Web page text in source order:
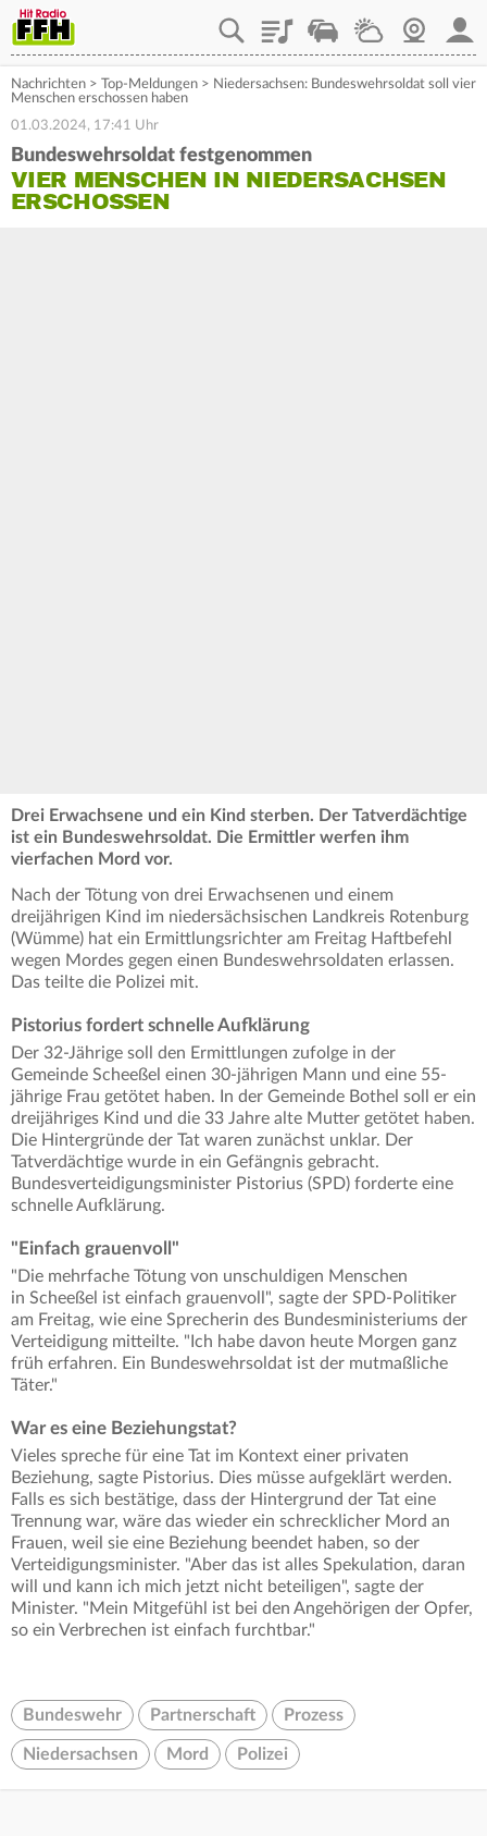
PlaylistStaupilotWetterWebcam
Nachrichten > Top-Meldungen > Niedersachsen: Bundeswehrsoldat soll vier
Menschen erschossen haben
01.03.2024, 17:41 Uhr
Bundeswehrsoldat festgenommen
VIER MENSCHEN IN NIEDERSACHSEN
ERSCHOSSEN
Drei Erwachsene und ein Kind sterben. Der Tatverdächtige
ist ein Bundeswehrsoldat. Die Ermittler werfen ihm
vierfachen Mord vor.
Nach der Tötung von drei Erwachsenen und einem
dreijährigen Kind im niedersächsischen Landkreis Rotenburg
(Wümme) hat ein Ermittlungsrichter am Freitag Haftbefehl
wegen Mordes gegen einen Bundeswehrsoldaten erlassen.
Das teilte die Polizei mit.
Pistorius fordert schnelle Aufklärung
Der 32-Jährige soll den Ermittlungen zufolge in der
Gemeinde Scheeßel einen 30-jährigen Mann und eine 55-
jährige Frau getötet haben. In der Gemeinde Bothel soll er ein
dreijähriges Kind und die 33 Jahre alte Mutter getötet haben.
Die Hintergründe der Tat waren zunächst unklar. Der
Tatverdächtige wurde in ein Gefängnis gebracht.
Bundesverteidigungsminister Pistorius (SPD) forderte eine
schnelle Aufklärung.
"Einfach grauenvoll"
"Die mehrfache Tötung von unschuldigen Menschen
in Scheeßel ist einfach grauenvoll", sagte der SPD-Politiker
am Freitag, wie eine Sprecherin des Bundesministeriums der
Verteidigung mitteilte. "Ich habe davon heute Morgen ganz
früh erfahren. Ein Bundeswehrsoldat ist der mutmaßliche
Täter."
War es eine Beziehungstat?
Vieles spreche für eine Tat im Kontext einer privaten
Beziehung, sagte Pistorius. Dies müsse aufgeklärt werden.
Falls es sich bestätige, dass der Hintergrund der Tat eine
Trennung war, wäre das wieder ein schrecklicher Mord an
Frauen, weil sie eine Beziehung beendet haben, so der
Verteidigungsminister. "Aber das ist alles Spekulation, daran
will und kann ich mich jetzt nicht beteiligen", sagte der
Minister. "Mein Mitgefühl ist bei den Angehörigen der Opfer,
so ein Verbrechen ist einfach furchtbar."
Bundeswehr Partnerschaft Prozess
Niedersachsen Mord Polizei